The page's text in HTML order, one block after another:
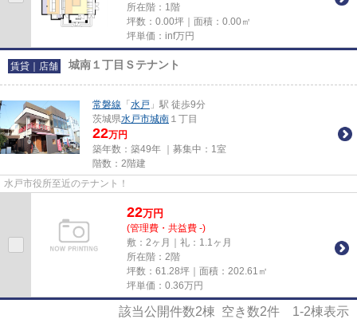
所在階：1階
坪数：0.00坪｜面積：0.00㎡
坪単価： inf万円
賃貸｜店舗 城南１丁目Ｓテナント
常磐線 「 水戸 」駅 徒歩9分
茨城県水戸市城南 １丁目
22万円
築年数：築49年 ｜募集中： 1室
階数：2階建
水戸市役所至近のテナント！
22万円
(管理費・共益費 -)
敷：2ヶ月｜礼：1.1ヶ月
所在階：2階
坪数：61.28坪｜面積：202.61㎡
坪単価： 0.36万円
該当公開件数2棟 空き数2件 1-2棟表示